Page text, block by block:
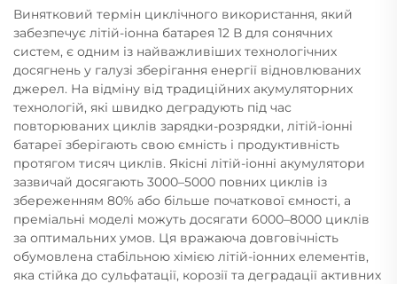
Винятковий термін циклічного використання, який
забезпечує літій-іонна батарея 12 В для сонячних
систем, є одним із найважливіших технологічних
досягнень у галузі зберігання енергії відновлюваних
джерел. На відміну від традиційних акумуляторних
технологій, які швидко деградують під час
повторюваних циклів зарядки-розрядки, літій-іонні
батареї зберігають свою ємність і продуктивність
протягом тисяч циклів. Якісні літій-іонні акумулятори
зазвичай досягають 3000–5000 повних циклів із
збереженням 80% або більше початкової ємності, а
преміальні моделі можуть досягати 6000–8000 циклів
за оптимальних умов. Ця вражаюча довговічність
обумовлена стабільною хімією літій-іонних елементів,
яка стійка до сульфатації, корозії та деградації активних